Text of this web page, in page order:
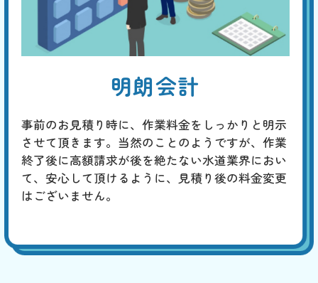
明朗会計
事前のお見積り時に、作業料金をしっかりと明示
させて頂きます。当然のことのようですが、作業
終了後に高額請求が後を絶たない水道業界におい
て、安心して頂けるように、見積り後の料金変更
はございません。